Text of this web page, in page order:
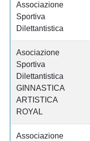
Associazione
Sportiva
Dilettantistica
Asociazione
Sportiva
Dilettantistica
GINNASTICA
ARTISTICA
ROYAL
Associazione